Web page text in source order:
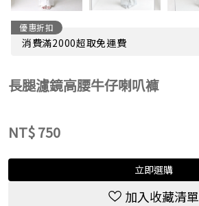
優惠折扣
消費滿2000超取免運費
長腿濾鏡高腰牛仔喇叭褲
NT$750
立即選購
加入收藏清單